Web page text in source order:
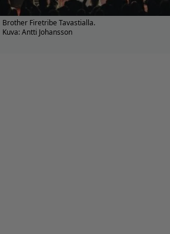
Brother Firetribe Tavastialla.
Kuva: Antti Johansson